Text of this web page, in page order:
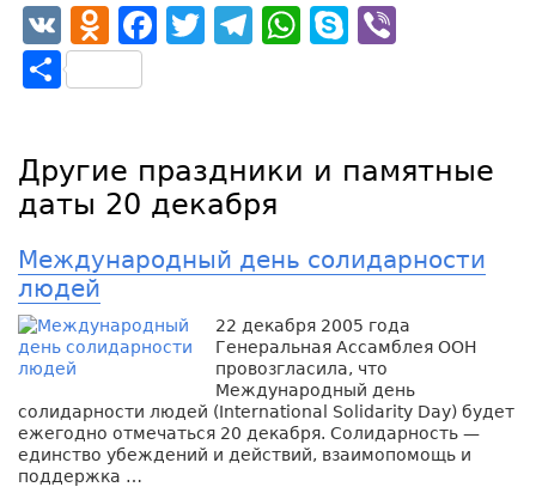
VK Odnoklassniki
Facebook
Twitter
Telegram
WhatsApp
Skype
Отправить
Другие праздники и памятные
даты 20 декабря
Международный день солидарности
людей
22 декабря 2005 года
Генеральная Ассамблея ООН
провозгласила, что
Международный день
солидарности людей (International Solidarity Day) будет
ежегодно отмечаться 20 декабря. Солидарность —
единство убеждений и действий, взаимопомощь и
поддержка …